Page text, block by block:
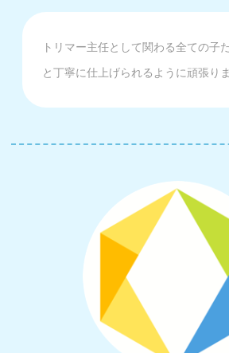
トリマー主任として関わる全ての子
と丁寧に仕上げられるように頑張り